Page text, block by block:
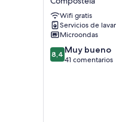
de
la
ciudad
de
Santiago
de
Wifi gratis
Servicios de
Microondas
8.4
sobre
8,4 Muy bueno
41 comentarios